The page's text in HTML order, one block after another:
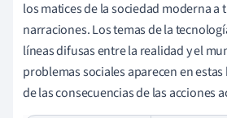
los matices de la sociedad moderna a
narraciones. Los temas de la
líneas difusas entre la realidad y el
problemas sociales aparecen en
de las consecuencias de las acciones